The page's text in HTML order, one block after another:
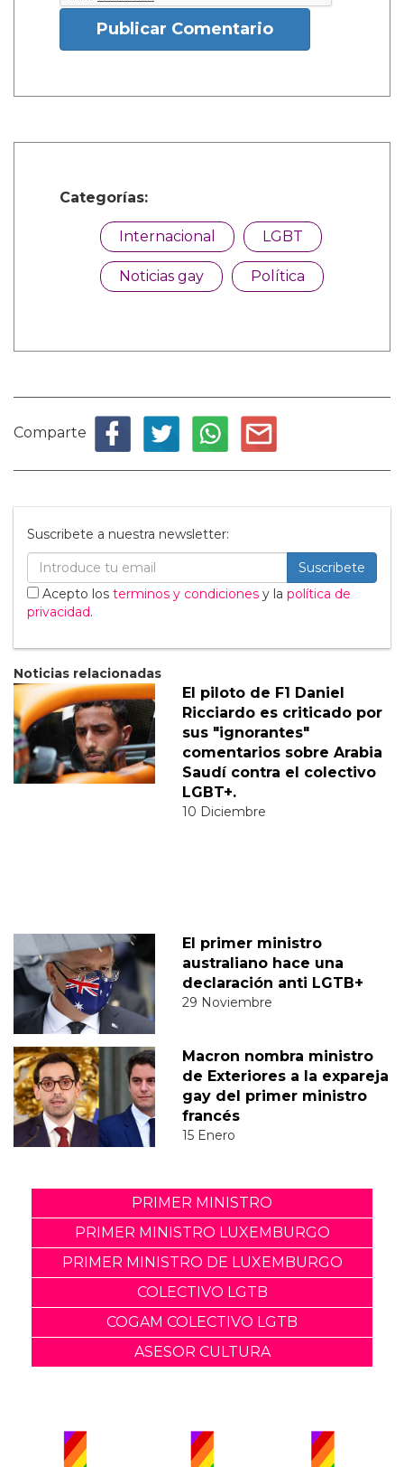
Publicar Comentario
Categorías:
Internacional LGBT
Noticias gay Política
Comparte
Suscribete a nuestra newsletter:
Suscribete
Acepto los terminos y condiciones y la política de
privacidad.
Noticias relacionadas
El piloto de F1 Daniel
Ricciardo es criticado por
sus "ignorantes"
comentarios sobre Arabia
Saudí contra el colectivo
LGBT+.
10 Diciembre
El primer ministro
australiano hace una
declaración anti LGTB+
29 Noviembre
Macron nombra ministro
de Exteriores a la expareja
gay del primer ministro
francés
15 Enero
PRIMER MINISTRO
PRIMER MINISTRO LUXEMBURGO
PRIMER MINISTRO DE LUXEMBURGO
COLECTIVO LGTB
COGAM COLECTIVO LGTB
ASESOR CULTURA